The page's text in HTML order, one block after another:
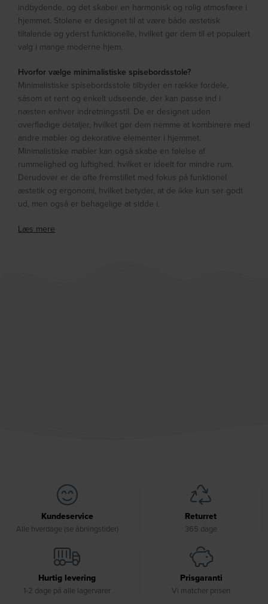
indbydende, og det skaber en harmonisk og rolig atmosfære i
hjemmet. Stolene er designet til at være både æstetisk
tiltalende og yderst funktionelle, hvilket gør dem til et populært
valg i mange moderne hjem.
Hvorfor vælge minimalistiske spisebordsstole?
Minimalistiske spisebordsstole tilbyder en række fordele,
såsom et rent og enkelt udseende, der kan passe ind i
næsten enhver indretningsstil. De er designet uden
overflødige detaljer, hvilket gør dem nemme at kombinere med
andre møbler og dekorative elementer i hjemmet.
Minimalistiske møbler kan også skabe en følelse af
rummelighed og luftighed, hvilket er ideelt for mindre rum.
Derudover er de ofte fremstillet med fokus på funktionel
æstetik og ergonomi, hvilket betyder, at de ikke kun ser godt
ud, men også er behagelige at sidde i.
Læs mere
Kundeservice
Alle hverdage (se åbningstider)
Returret
365 dage
Hurtig levering
1-2 dage på alle lagervarer
Prisgaranti
Vi matcher prisen